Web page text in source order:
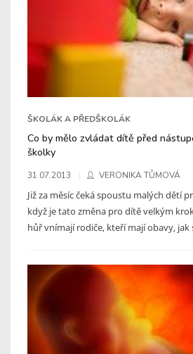
ŠKOLÁK A PŘEDŠKOLÁK
Co by mělo zvládat dítě před
školky
31.07.2013 VERONIKA TŮMOVÁ
Již za měsíc čeká spoustu malých dětí
když je tato změna pro dítě velkým
hůř vnímají rodiče, kteří mají obavy, jak